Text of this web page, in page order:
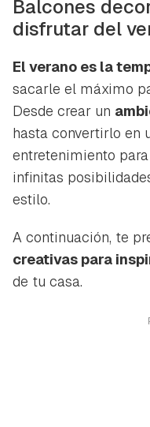
Balcones
disfrutar del
El verano es la
sacarle el máximo
Desde crear un
hasta convertirlo en
entretenimiento
infinitas
estilo.
A continuación, te
creativas para
de tu casa.